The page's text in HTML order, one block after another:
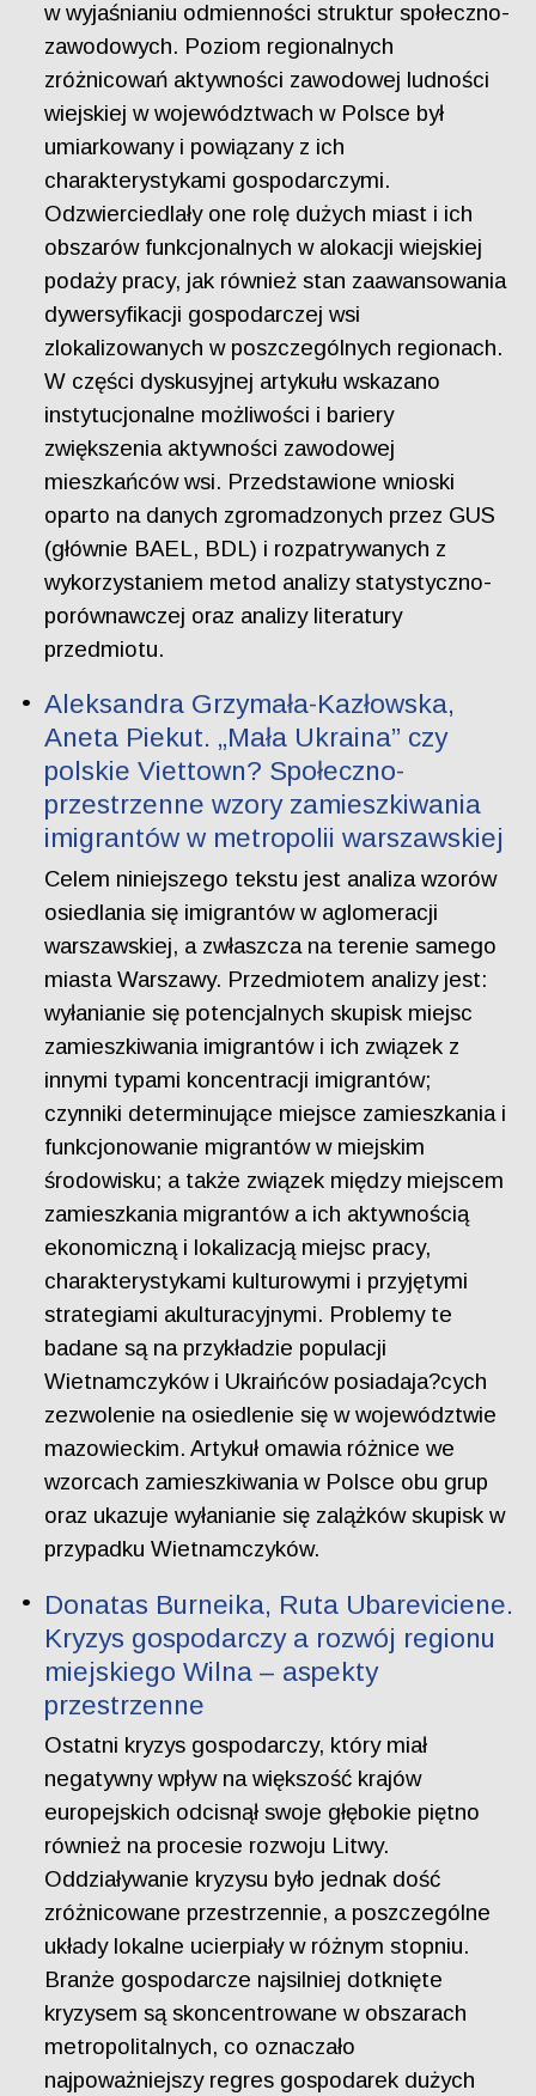
w wyjaśnianiu odmienności struktur społeczno-
zawodowych. Poziom regionalnych
zróżnicowań aktywności zawodowej ludności
wiejskiej w województwach w Polsce był
umiarkowany i powiązany z ich
charakterystykami gospodarczymi.
Odzwierciedlały one rolę dużych miast i ich
obszarów funkcjonalnych w alokacji wiejskiej
podaży pracy, jak również stan zaawansowania
dywersyfikacji gospodarczej wsi
zlokalizowanych w poszczególnych regionach.
W części dyskusyjnej artykułu wskazano
instytucjonalne możliwości i bariery
zwiększenia aktywności zawodowej
mieszkańców wsi. Przedstawione wnioski
oparto na danych zgromadzonych przez GUS
(głównie BAEL, BDL) i rozpatrywanych z
wykorzystaniem metod analizy statystyczno-
porównawczej oraz analizy literatury
przedmiotu.
Aleksandra Grzymała-Kazłowska,
Aneta Piekut. „Mała Ukraina” czy
polskie Viettown? Społeczno-
przestrzenne wzory zamieszkiwania
imigrantów w metropolii warszawskiej
Celem niniejszego tekstu jest analiza wzorów
osiedlania się imigrantów w aglomeracji
warszawskiej, a zwłaszcza na terenie samego
miasta Warszawy. Przedmiotem analizy jest:
wyłanianie się potencjalnych skupisk miejsc
zamieszkiwania imigrantów i ich związek z
innymi typami koncentracji imigrantów;
czynniki determinujące miejsce zamieszkania i
funkcjonowanie migrantów w miejskim
środowisku; a także związek między miejscem
zamieszkania migrantów a ich aktywnością
ekonomiczną i lokalizacją miejsc pracy,
charakterystykami kulturowymi i przyjętymi
strategiami akulturacyjnymi. Problemy te
badane są na przykładzie populacji
Wietnamczyków i Ukraińców posiadaja?cych
zezwolenie na osiedlenie się w województwie
mazowieckim. Artykuł omawia różnice we
wzorcach zamieszkiwania w Polsce obu grup
oraz ukazuje wyłanianie się zalążków skupisk w
przypadku Wietnamczyków.
Donatas Burneika, Ruta Ubareviciene.
Kryzys gospodarczy a rozwój regionu
miejskiego Wilna – aspekty
przestrzenne
Ostatni kryzys gospodarczy, który miał
negatywny wpływ na większość krajów
europejskich odcisnął swoje głębokie piętno
również na procesie rozwoju Litwy.
Oddziaływanie kryzysu było jednak dość
zróżnicowane przestrzennie, a poszczególne
układy lokalne ucierpiały w różnym stopniu.
Branże gospodarcze najsilniej dotknięte
kryzysem są skoncentrowane w obszarach
metropolitalnych, co oznaczało
najpoważniejszy regres gospodarek dużych